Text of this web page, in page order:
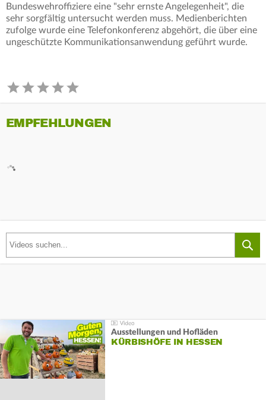
Bundeswehroffiziere eine "sehr ernste Angelegenheit", die
sehr sorgfältig untersucht werden muss. Medienberichten
zufolge wurde eine Telefonkonferenz abgehört, die über eine
ungeschützte Kommunikationsanwendung geführt wurde.
EMPFEHLUNGEN
Ausstellungen und Hofläden
KÜRBISHÖFE IN HESSEN